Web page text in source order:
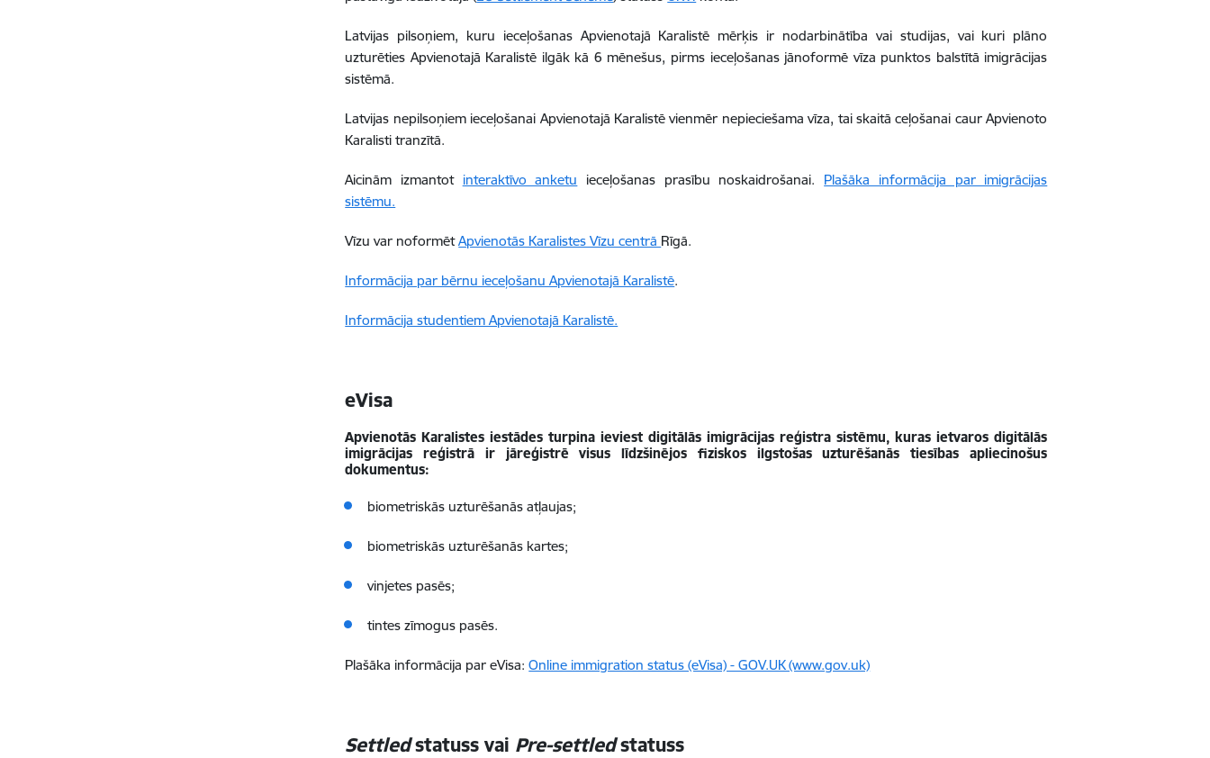
Latvijas pilsoņiem, kuru ieceļošanas Apvienotajā Karalistē mērķis ir nodarbinātība vai studijas, vai kuri plāno
uzturēties Apvienotajā Karalistē ilgāk kā 6 mēnešus, pirms ieceļošanas jānoformē vīza punktos balstītā imigrācijas
sistēmā.
Latvijas nepilsoņiem ieceļošanai Apvienotajā Karalistē vienmēr nepieciešama vīza, tai skaitā ceļošanai caur Apvienoto
Karalisti tranzītā.
Aicinām izmantot interaktīvo anketu ieceļošanas prasību noskaidrošanai. Plašāka informācija par imigrācijas
sistēmu.
Vīzu var noformētApvienotās Karalistes Vīzu centrā Rīgā.
Informācija par bērnu ieceļošanu Apvienotajā Karalistē.
Informācija studentiem Apvienotajā Karalistē.
eVisa
Apvienotās Karalistes iestādes turpina ieviest digitālās imigrācijas reģistra sistēmu, kuras ietvaros digitālās
imigrācijas reģistrā ir jāreģistrē visus līdzšinējos fiziskos ilgstošas uzturēšanās tiesības apliecinošus
dokumentus:
biometriskās uzturēšanās atļaujas;
biometriskās uzturēšanās kartes;
vinjetes pasēs;
tintes zīmogus pasēs.
Plašāka informācija par eVisa:Online immigration status (eVisa) - GOV.UK (www.gov.uk)
Settledstatuss vai Pre-settledstatuss